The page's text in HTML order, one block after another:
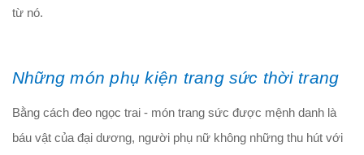
từ nó.
Những món phụ kiện trang sức thời trang
Bằng cách đeo ngọc trai - món trang sức được mệnh danh là
báu vật của đại dương, người phụ nữ không những thu hút với